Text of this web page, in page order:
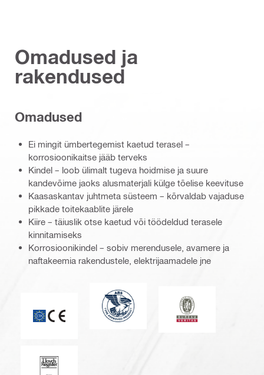
Omadused ja
rakendused
Omadused
Ei mingit ümbertegemist kaetud terasel –
korrosioonikaitse jääb terveks
Kindel – loob ülimalt tugeva hoidmise ja suure
kandevõime jaoks alusmaterjali külge tõelise keevituse
Kaasaskantav juhtmeta süsteem – kõrvaldab vajaduse
pikkade toitekaablite järele
Kiire – täiuslik otse kaetud või töödeldud terasele
kinnitamiseks
Korrosioonikindel – sobiv merendusele, avamere ja
naftakeemia rakendustele, elektrijaamadele jne
CE-vastavusmärgis
Ameerika laevandusbüroo
Bureau Veritas
Lloydi register